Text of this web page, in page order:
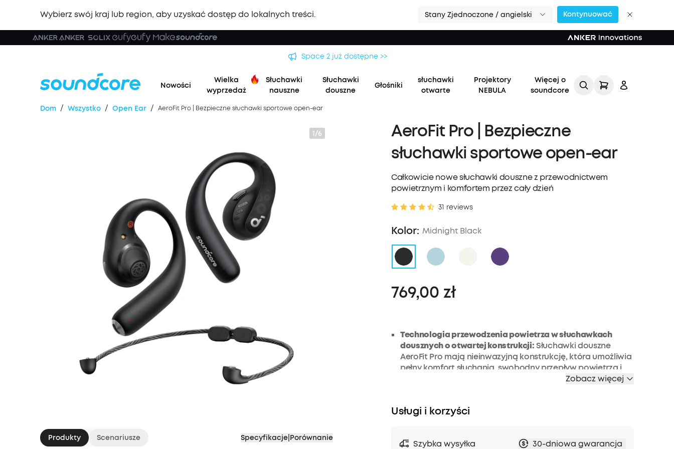
Wybierz swój kraj lub region, aby uzyskać dostęp do lokalnych treści. Stany Zjednoczone / angielski Kontynuować
Space 2 już dostępne >>
Nowości
Wielka
wyprzedaż
Słuchawki
nauszne
Słuchawki
douszne
Głośniki
słuchawki
otwarte
Projektory
NEBULA
Więcej o
soundcore
Zaloguj
Dom / Wszystko / Open Ear / AeroFit Pro | Bezpieczne słuchawki sportowe open-ear
1/6
Produkty Scenariusze Specyfikacje Porównanie
AeroFit Pro | Bezpieczne
słuchawki sportowe open-ear
Całkowicie nowe słuchawki douszne z przewodnictwem
powietrznym i komfortem przez cały dzień
31 reviews
Kolor: Midnight Black
769,00 zł
Technologia przewodzenia powietrza w słuchawkach
dousznych o otwartej konstrukcji: Słuchawki douszne
AeroFit Pro mają nieinwazyjną konstrukcję, która umożliwia
pełny komfort słuchania, swobodny przepływ powietrza i
dźwięku . Przewodnictwo powietrzne zapewnia bogatą
Miękkie, wygodne i stabilne:
ucha. Wykonane z bardzo miękkich materiałów, z
Zobacz więcej
Usługi i korzyści
Szybka wysyłka
30-dniowa gwarancja